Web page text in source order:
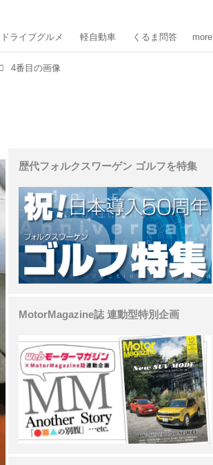
ドライブグルメ 軽自動車 くるま問答 more
4番目の画像
歴代フォルクスワーゲン ゴルフを特集
MotorMagazine誌 連動型特別企画